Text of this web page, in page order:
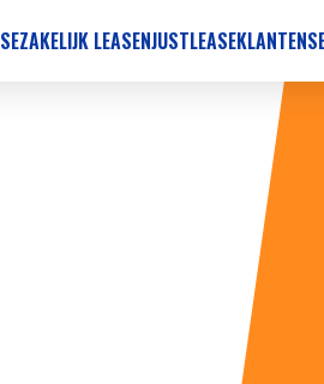
ZAKELIJK LEASENJUSTLEASE